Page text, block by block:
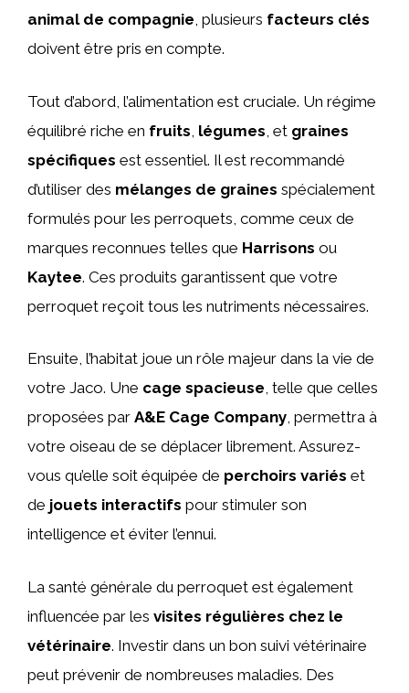
animal de compagnie, plusieurs facteurs clés
doivent être pris en compte.
Tout d’abord, l’alimentation est cruciale. Un régime
équilibré riche en fruits légumes , et graines
spécifiques est essentiel. Il est recommandé
d’utiliser des mélanges de graines spécialement
formulés pour les perroquets, comme ceux de
marques reconnues telles que Harrisons ou
Kaytee. Ces produits garantissent que votre
perroquet reçoit tous les nutriments nécessaires.
Ensuite, l’habitat joue un rôle majeur dans la vie de
votre Jaco. Une cage spacieuse, telle que celles
proposées par A&E Cage Company, permettra à
votre oiseau de se déplacer librement. Assurez-
vous qu’elle soit équipée de perchoirs variés et
de jouets interactifs pour stimuler son
intelligence et éviter l’ennui.
La santé générale du perroquet est également
influencée par les visites régulières chez le
vétérinaire. Investir dans un bon suivi vétérinaire
peut prévenir de nombreuses maladies. Des